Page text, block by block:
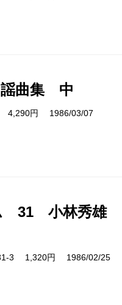
謡曲集 中
4,290円 1986/03/07
31 小林秀雄
3 1,320円 1986/02/25